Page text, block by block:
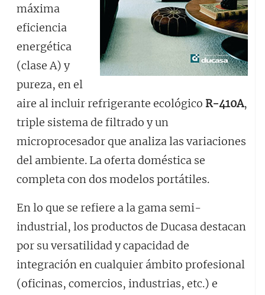
máxima
eficiencia
energética
(clase A) y
pureza, en el
aire al incluir refrigerante ecológico R-410A,
triple sistema de filtrado y un
microprocesador que analiza las variaciones
del ambiente. La oferta doméstica se
completa con dos modelos portátiles.
En lo que se refiere a la gama semi-
industrial, los productos de Ducasa destacan
por su versatilidad y capacidad de
integración en cualquier ámbito profesional
(oficinas, comercios, industrias, etc.) e